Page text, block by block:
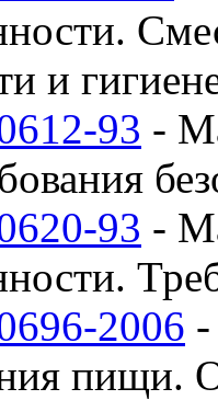
и
93 -
93 -
2006
пищи.